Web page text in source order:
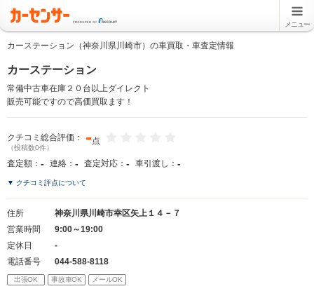
メニュー
カーステーション（神奈川県川崎市）の車買取・車査定情報
カーステーション
常備中古車在庫２０台以上ダイレクト
販売可能ですので高価買取ます！
クチコミ総合評価： -点
（投稿数0件）
査定額： - 連絡： - 査定対応： - 車引渡し： -
▼ クチコミ評点について
住所
神奈川県川崎市幸区矢上１４－７
営業時間
9:00～19:00
定休日
-
電話番号
044-588-8118
出張OK 事故車OK メールOK